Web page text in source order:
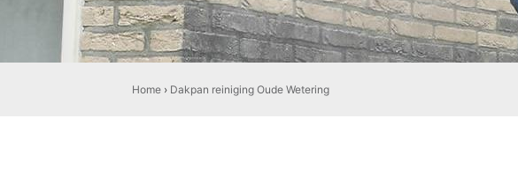
Home › Dakpan reiniging Oude Wetering